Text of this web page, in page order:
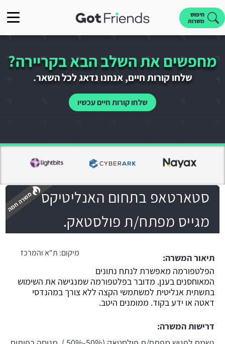
חיפוש
משרות
מחפשים את השלב הבא בקריירה?
שלחו קורות חיים, אנחנו נדאג לכל השאר.
שלחו קורות חיים עכשיו
סטארטאפ בתחום האנליטיקס
מגייס מפתח/ת פולסטאק.
מיקום: ת"א והמרכז
תיאור המשרה:
הפלטפורמה מאפשרת לנתח נתונים
המאוחסנים בענן. מדובר בפלטפורמה שמנגישה את השימוש
בתשתית אנליטית למשתמשי הקצה ללא צורך במהנדסי
דאטה או ידע בקוד. ממומנים היטב.
דרישות המשרה: